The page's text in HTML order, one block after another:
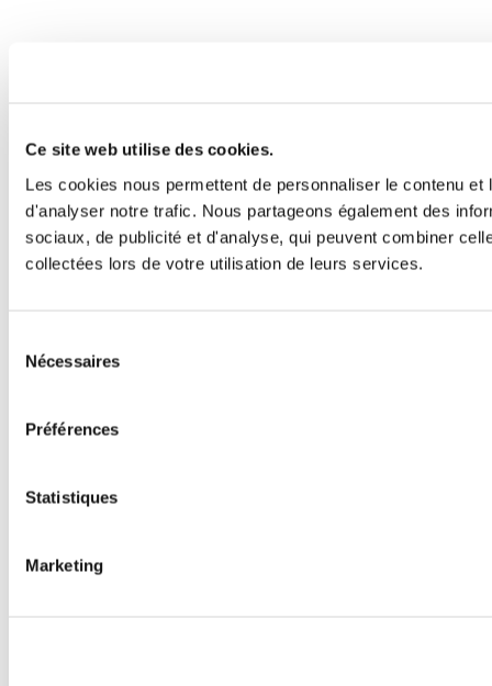
Ce site web utilise des cookies.
Les cookies nous permettent de personnaliser le contenu
d'analyser notre trafic. Nous partageons également des
sociaux, de publicité et d'analyse, qui peuvent combiner
collectées lors de votre utilisation de leurs services.
Nécessaires
Préférences
Statistiques
Marketing